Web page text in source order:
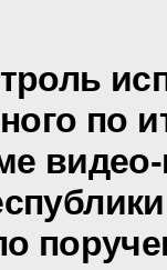
по